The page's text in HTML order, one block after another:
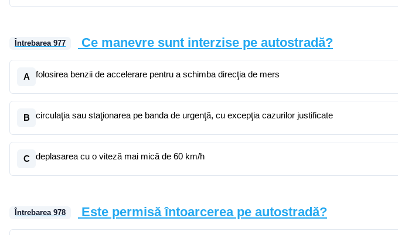
Întrebarea 977 Ce manevre sunt interzise pe autostradă?
A folosirea benzii de accelerare pentru a schimba direcţia de mers
B circulaţia sau staţionarea pe banda de urgenţă, cu excepţia cazurilor justificate
C deplasarea cu o viteză mai mică de 60 km/h
Întrebarea 978 Este permisă întoarcerea pe autostradă?